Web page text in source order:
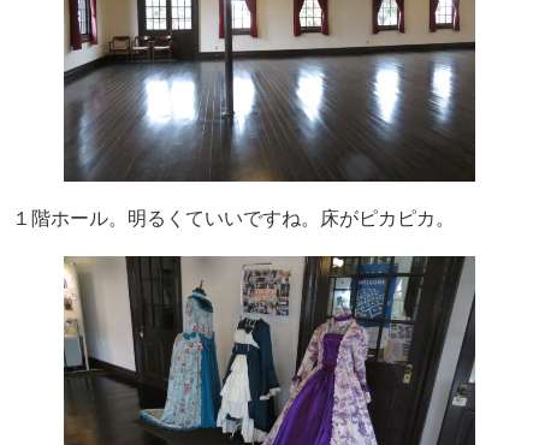
１階ホール。明るくていいですね。床がピカピカ。